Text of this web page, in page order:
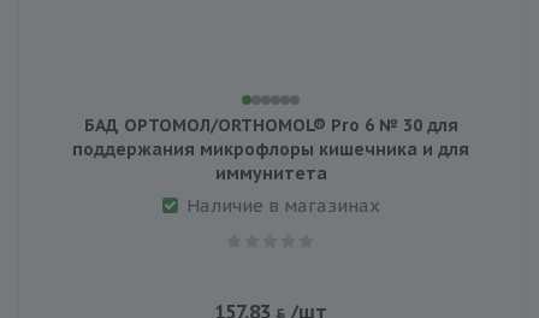
БАД ОРТОМОЛ/ORTHOMOL® Pro 6 № 30 для
поддержания микрофлоры кишечника и для
иммунитета
Наличие в магазинах
157.83 /шт